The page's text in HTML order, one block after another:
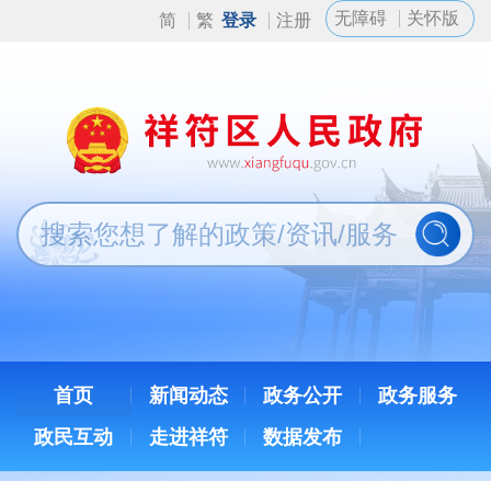
简 繁 登录 注册 无障碍 关怀版
首页 新闻动态 政务公开
政务服务
政民互动
走进祥符 数据发布